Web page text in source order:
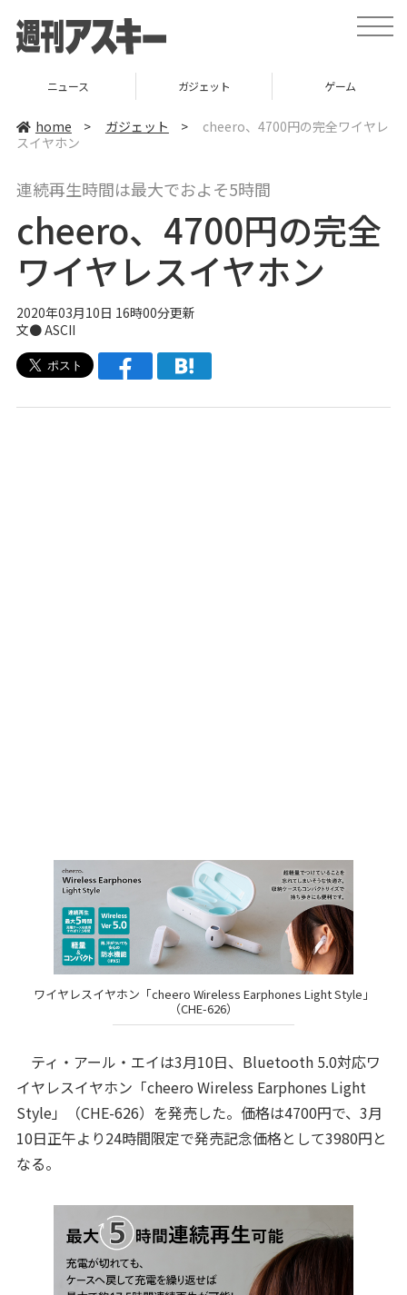
t
o
v
n
ニュース ガジェット ゲーム
home > ガジェット >
cheero、4700円の完全ワイヤレ
スイヤホン
連続再生時間は最大でおよそ5時間
cheero、4700円の完全
ワイヤレスイヤホン
2020年03月10日 16時00分更新
文● ASCII
ワイヤレスイヤホン「cheero Wireless Earphones Light Style」
（CHE-626）
ティ・アール・エイは3月10日、Bluetooth 5.0対応ワ
イヤレスイヤホン「cheero Wireless Earphones Light
Style」（CHE-626）を発売した。価格は4700円で、3月
10日正午より24時間限定で発売記念価格として3980円と
なる。